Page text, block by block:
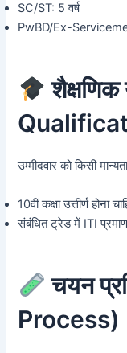
SC/ST: 5 वर्ष
PwBD/Ex-
उम्मीदवार को किसी
10वीं कक्षा उत्तीर्ण होना
संबंधित ट्रेड में ITI प्रमाण
चयन
Process)